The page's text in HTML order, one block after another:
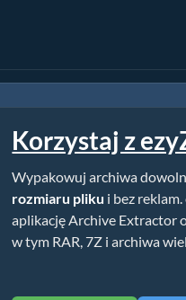
Korzystaj z
Wypakowuj archiwa
rozmiaru pliku i bez
aplikację Archive Extractor
w tym RAR, 7Z i archiwa